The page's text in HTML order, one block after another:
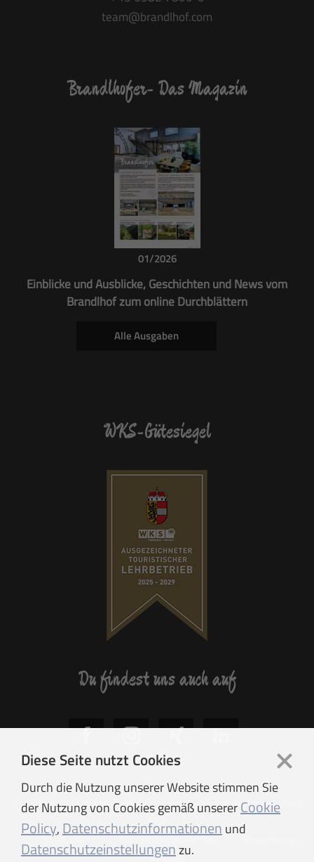
Brandlhofer- Das Magazin
01/2026
Einblicke und Ausblicke, Geschichten und News vom
Brandlhof zum online Durchblättern
Alle Ausgaben
WKS-Gütesiegel
Du findest uns auch auf
team@brandlhof.com
© 2026 Hotel Gut Brandlhof in Saalfelden - Seminare, Incentives &
Golf
Impressum
Datenschutzerklärung
Diese Seite nutzt Cookies
Durch die Nutzung unserer Website stimmen Sie
der Nutzung von Cookies gemäß unsererCookie
Policy, Datenschutzinformationen und
Datenschutzeinstellungenzu.